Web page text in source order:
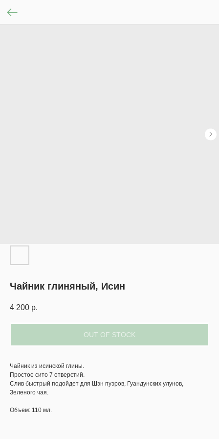
Чайник глиняный, Исин
4 200 р.
OUT OF STOCK
Чайник из исинской глины.
Простое сито 7 отверстий.
Слив быстрый подойдет для Шэн пуэров, Гуандунских улунов,
Зеленого чая.
Объем: 110 мл.